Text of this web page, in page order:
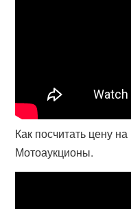
Как посчитать цену
Мотоаукционы.